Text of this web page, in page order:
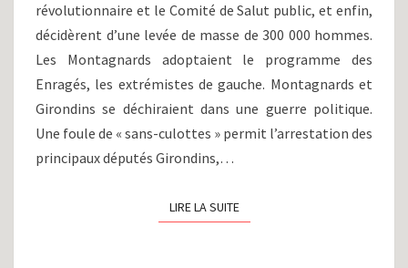
révolutionnaire et le Comité de Salut public, et enfin,
décidèrent d’une levée de masse de 300 000 hommes.
Les Montagnards adoptaient le programme des
Enragés, les extrémistes de gauche. Montagnards et
Girondins se déchiraient dans une guerre politique.
Une foule de « sans-culottes » permit l’arrestation des
principaux députés Girondins,…
LIRE LA SUITELIRE LA SUITE